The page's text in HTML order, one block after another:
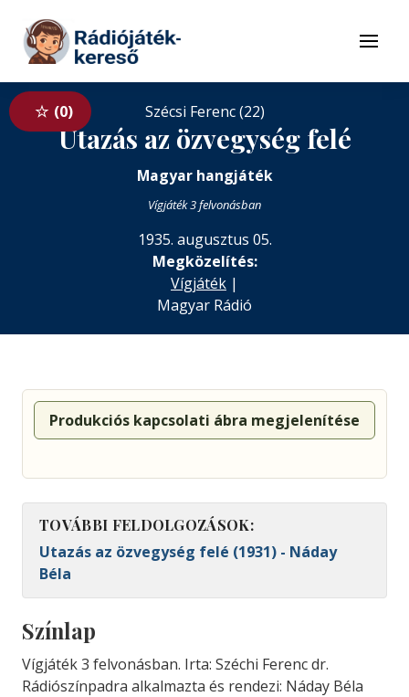
Tovább a tartalomhoz
Menü
0 Szécsi Ferenc (22)
Utazás az özvegység felé
Magyar hangjáték
Vígjáték 3 felvonásban
1935. augusztus 05.
Megközelítés:
Vígjáték |
Magyar Rádió
Produkciós kapcsolati ábra megjelenítése
TOVÁBBI FELDOLGOZÁSOK:
Utazás az özvegység felé (1931) - Náday
Béla
Színlap
Vígjáték 3 felvonásban. Irta: Széchi Ferenc dr.
Rádiószínpadra alkalmazta és rendezi: Náday Béla